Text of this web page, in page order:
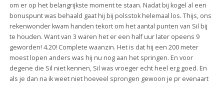
om er op het belangrijkste moment te staan. Nadat bij kogel al een
bonuspunt was behaald gaat hij bij polsstok helemaal los. Thijs, ons
rekenwonder kwam handen tekort om het aantal punten van Sil bij
te houden. Want van 3 waren het er een half uur later opeens 9
geworden! 4.20! Complete waanzin. Het is dat hij een 200 meter
moest lopen anders was hij nu nog aan het springen. En voor
degene die Sil niet kennen, Sil was vroeger echt heel erg goed. En
als je dan na ik weet niet hoeveel sprongen gewoon je pr evenaart